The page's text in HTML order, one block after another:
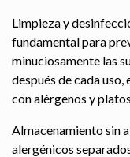
Limpieza y
fundamental para
minuciosamente las
después de cada
con alérgenos y
Almacenamiento sin
alergénicos